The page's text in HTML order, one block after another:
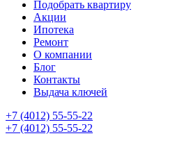
Подобрать квартиру
Акции
Ипотека
Ремонт
О компании
Блог
Контакты
Выдача ключей
+7 (4012) 55-55-22
+7 (4012) 55-55-22